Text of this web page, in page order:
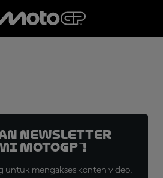
Newsletter
MotoGP™!
untuk mengakses konten video,